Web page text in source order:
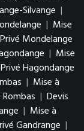
Silvange |
| Mise
Mondelange
| Mise
Hagondange
| Mise à
| Devis
| Mise à
Gandrange |